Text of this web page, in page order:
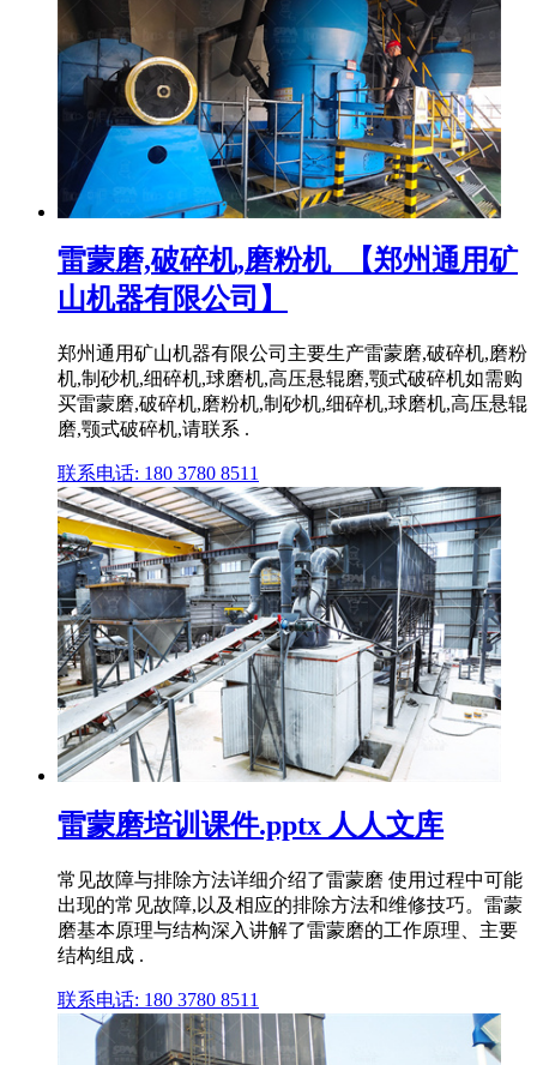
雷蒙磨,破碎机,磨粉机_【郑州通用矿
山机器有限公司】
郑州通用矿山机器有限公司主要生产雷蒙磨,破碎机,磨粉
机,制砂机,细碎机,球磨机,高压悬辊磨,颚式破碎机如需购
买雷蒙磨,破碎机,磨粉机,制砂机,细碎机,球磨机,高压悬辊
磨,颚式破碎机,请联系 .
联系电话: 180 3780 8511
雷蒙磨培训课件.pptx 人人文库
常见故障与排除方法详细介绍了雷蒙磨 使用过程中可能
出现的常见故障,以及相应的排除方法和维修技巧。雷蒙
磨基本原理与结构深入讲解了雷蒙磨的工作原理、主要
结构组成 .
联系电话: 180 3780 8511